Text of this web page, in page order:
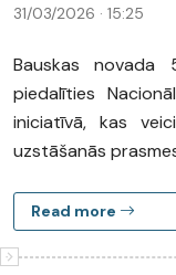
31/03/2026 · 15:25
Bauskas
piedalīties
iniciatīvā, kas
uzstāšanās
Read more